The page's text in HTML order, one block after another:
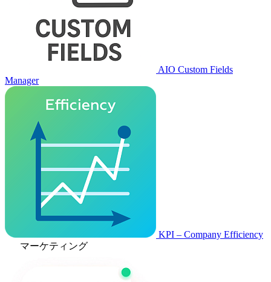
AIO Custom Fields
Manager
KPI – Company Efficiency
マーケティング